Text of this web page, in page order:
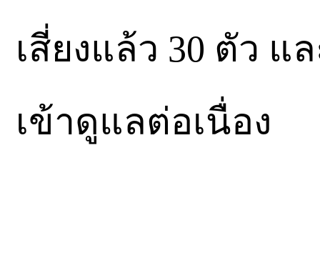
เสี่ยงแล้ว 30 ตัว
เข้าดูแลต่อเนื่อง